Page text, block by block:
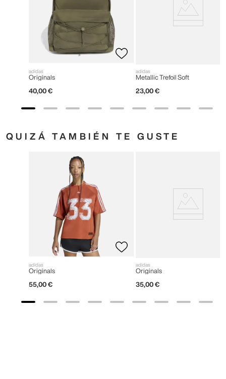
adidas
Originals
40,00 €
adidas
Metallic Trefoil Soft
23,00 €
QUIZÁ TAMBIÉN TE GUSTE
adidas
Originals
55,00 €
adidas
Originals
35,00 €